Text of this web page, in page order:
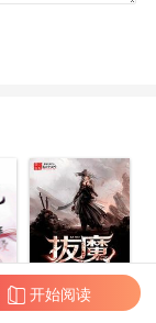
人，让我如何
少女，依偎在
，很有意思
拔魔
开始阅读